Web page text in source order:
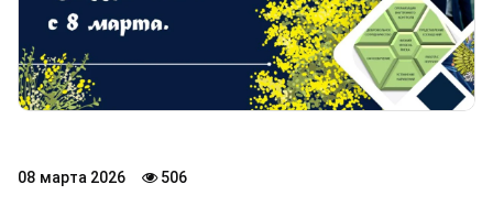
08 марта 2026 506